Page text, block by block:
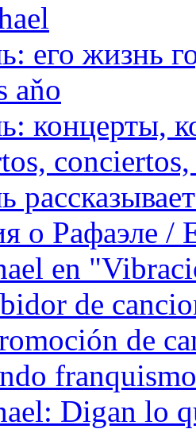
его жизнь
aňo
концерты,
о Рафаэле /
en
de
de
Digan lo